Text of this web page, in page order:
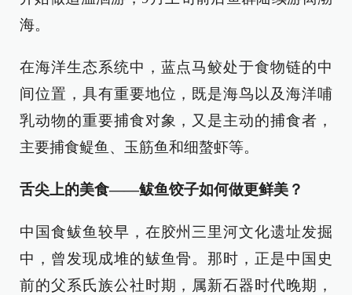
海。
在海洋生态系统中，蓝点马鲛处于食物链的中
间位置，具有重要地位，既是海鸟以及海洋哺
乳动物的重要捕食对象，又是主动的捕食者，
主要捕食鳀鱼、玉筋鱼和细螯虾等。
舌尖上的美食——鲅鱼饺子如何做更鲜美？
中国食鲅鱼较早，在胶州三里河文化遗址发掘
中，曾发现成堆的鲅鱼骨。那时，正是中国史
前的父系氏族公社时期，属新石器时代晚期，